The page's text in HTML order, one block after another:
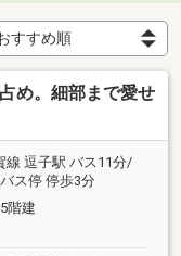
め。細部まで愛せ
線 逗子駅 バス11分/
ス停 停歩3分
階建